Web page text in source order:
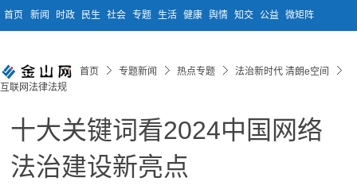
首页 新闻 时政 民生 社会 专题 生活 健康 舆情 知交 公益 微矩阵
首页 专题新闻 热点专题
法治新时代 清朗e空间
互联网法律法规
十大关键词看2024中国网络
法治建设新亮点